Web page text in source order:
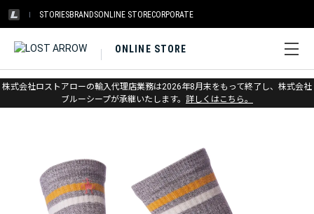
STORIESBRANDSONLINE STORECORPORATE
ONLINE STORE
株式会社ロストアローの輸入代理店業務は2026年8月末をもって終了し、株式会社
ブルーシープが承継いたします。 詳しくはこちら。
ホーム > スマートウール > ソックス > ハイク